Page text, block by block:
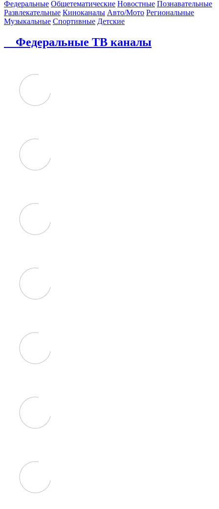
Федеральные Общетематические Новостные Познавательные
Развлекательные Киноканалы Авто/Мото Региональные
Музыкальные Спортивные Детские
Федеральные ТВ каналы